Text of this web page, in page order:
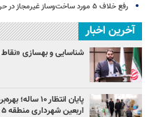
رفع خلاف ۵ مورد ساخت‌وساز غیرمجاز در حریم ناحیه ۴ منطقه ۱۹
آخرین اخبار
شناسایی و بهسازی
پایان انتظار
اربعین شهرداری منطقه ۵ در مرز مهران